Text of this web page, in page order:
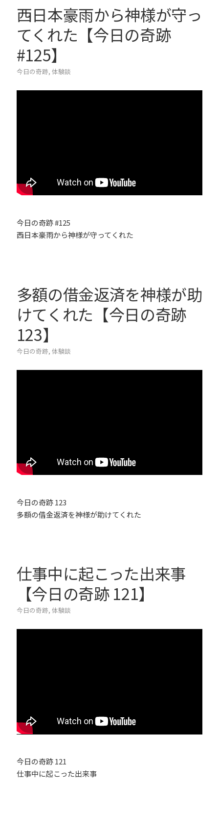
西日本豪雨から神様が守っ
てくれた【今日の奇跡
#125】
今日の奇跡, 体験談
今日の奇跡 #125
西日本豪雨から神様が守ってくれた
多額の借金返済を神様が助
けてくれた【今日の奇跡
123】
今日の奇跡, 体験談
今日の奇跡 123
多額の借金返済を神様が助けてくれた
仕事中に起こった出来事
【今日の奇跡 121】
今日の奇跡, 体験談
今日の奇跡 121
仕事中に起こった出来事